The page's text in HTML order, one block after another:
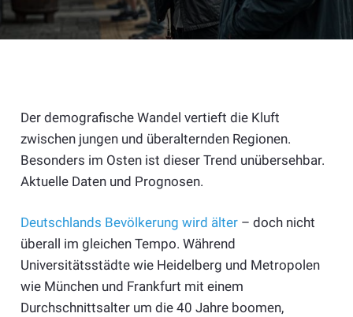
Der demografische Wandel vertieft die Kluft
zwischen jungen und überalternden Regionen.
Besonders im Osten ist dieser Trend unübersehbar.
Aktuelle Daten und Prognosen.
Deutschlands Bevölkerung wird älter– doch nicht
überall im gleichen Tempo. Während
Universitätsstädte wie Heidelberg und Metropolen
wie München und Frankfurt mit einem
Durchschnittsalter um die 40 Jahre boomen,